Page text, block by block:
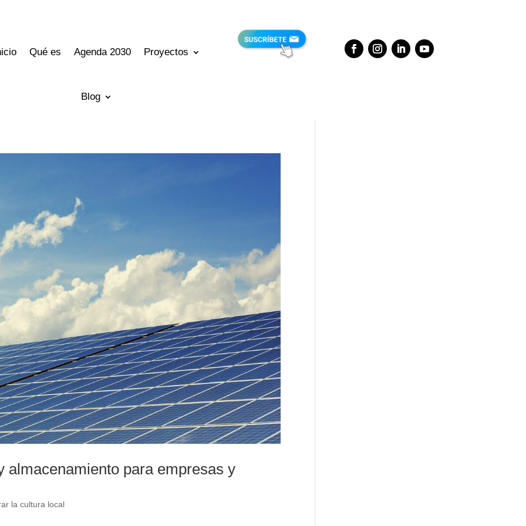
Qué es Agenda 2030 Proyectos
Blog
almacenamiento para empresas y
la cultura local